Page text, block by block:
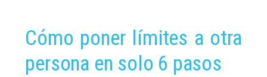
Cómo poner límites a otra
persona en solo 6 pasos